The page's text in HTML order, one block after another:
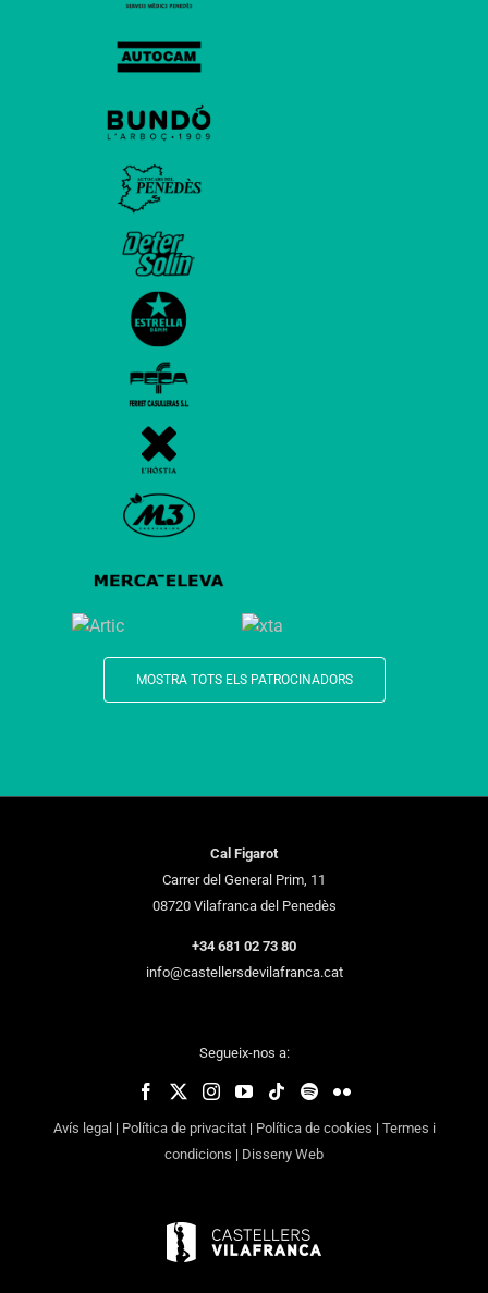
MOSTRA TOTS ELS PATROCINADORS
Cal Figarot
Carrer del General Prim, 11
08720 Vilafranca del Penedès
+34 681 02 73 80
info@castellersdevilafranca.cat
Segueix-nos a:
Avís legal | Política de privacitat| Política de cookies | Termes i
condicions | Disseny Web